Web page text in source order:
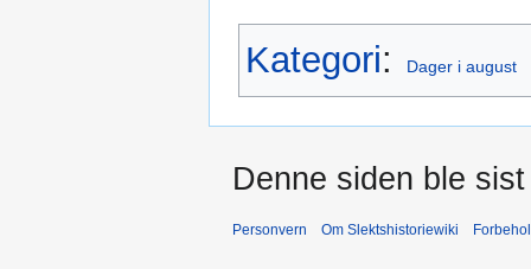
Kategori: Dager i august
Denne siden ble
Personvern Om Slektshistoriewiki